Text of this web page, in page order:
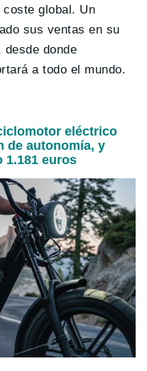
global. Un
sus ventas en su
desde donde
a todo el mundo.
eléctrico
de autonomía, y
1.181 euros